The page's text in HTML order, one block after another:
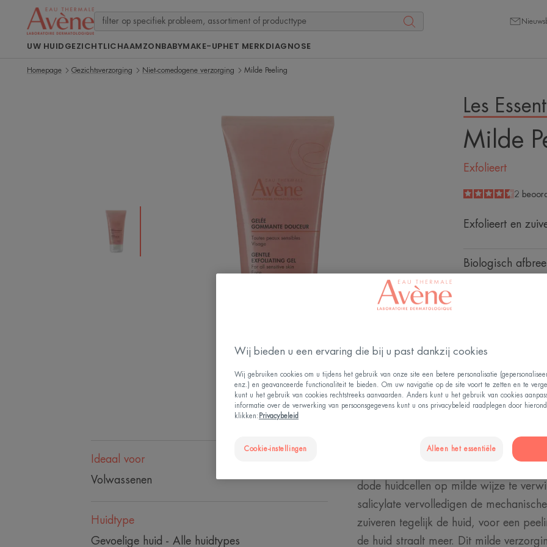
UW HUIDGEZICHTLICHAAMZONBABYMAKE-UPHET MERKDIAGNOSE
Homepage Gezichtsverzorging Niet-comedogene verzorging Milde Peeling
Les
Milde
Exfolieert
4.5
/
5
2
Exfolieert en
Biologisch
EEN
Ideaal voor
Volwassenen
Huidtype
Gevoelige huid - Alle huidtypes
De biologisch afbreekbare* formule
gevoelige huid en het milieu en bevat
dode huidcellen op milde wijze te
salicylate vervolledigen de
zuiveren tegelijk de huid, voor een
de huid straalt meer. Dit milde
Wij bieden u een ervaring die bij u past dankzij cookies
Wij gebruiken cookies om u tijdens het gebruik van onze site een betere personalisatie
enz.) en geavanceerde functionaliteit te bieden. Om uw navigatie op de site voort te zetten en te
kunt u het gebruik van cookies rechtstreeks aanvaarden. Anders kunt u het gebruik van cookies
informatie over de verwerking van persoonsgegevens kunt u ons privacybeleid raadplegen door
klikken: Privacybeleid
Cookie-instellingen Alleen het essentiële